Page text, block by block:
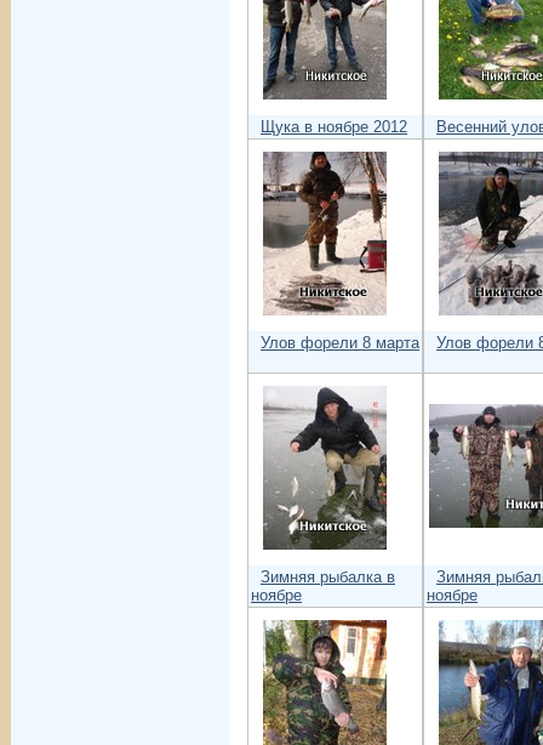
Щука в ноябре 2012 Весенний
Улов форели 8 марта Улов форели
Зимняя рыбалка в
ноябре
Зимняя
ноябре